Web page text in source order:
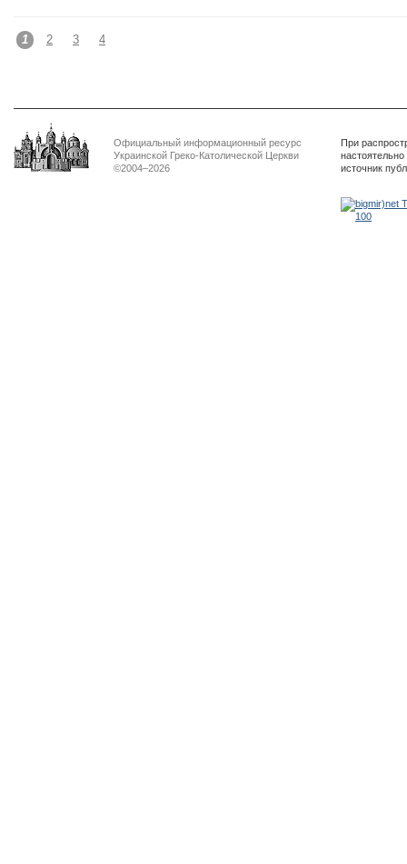
1 2 3 4
Официальный информационный ресурс
Украинской Греко-Католической Церкви
©2004–2026
При
источник